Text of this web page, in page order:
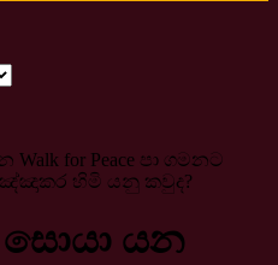
Walk for Peace පා ගමනට
හිමි යනු කවුද?
සොයා යන